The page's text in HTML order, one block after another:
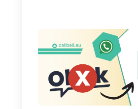
prefissato per
comunicazione
clienti. Olark
strumento ma,